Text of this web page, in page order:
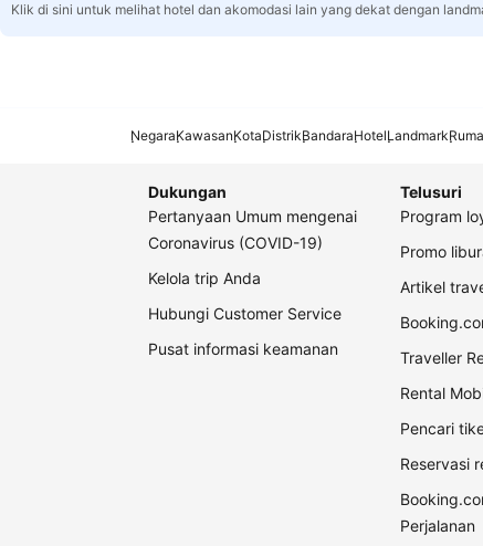
Klik di sini untuk melihat hotel dan akomodasi lain yang dekat dengan
NegaraKawasanKotaDistrikBandaraHotelLandmark
Dukungan
Pertanyaan Umum mengenai
Coronavirus (COVID-19)
Kelola trip Anda
Hubungi Customer Service
Pusat informasi keamanan
Telusuri
Program
Promo
Artikel
Traveller
Rental
Pencari
Reservasi
Perjalanan